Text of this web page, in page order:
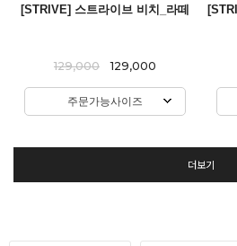
[STRIVE] 스트라이브 비치_라떼
129,000 129,000
주문가능사이즈
더보기